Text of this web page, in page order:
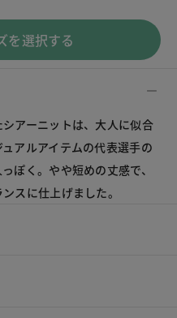
を選択する
アーニットは、大人に似合
アルアイテムの代表選手の
ぽく。やや短めの丈感で、
スに仕上げました。